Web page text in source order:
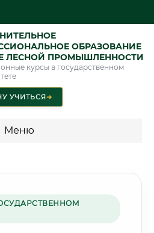
ОБРАЗОВАНИЕ
ЛЕСНОЙ ПРОМЫШЛЕННОСТИ
курсы в государственном
УЧИТЬСЯ➜
Меню